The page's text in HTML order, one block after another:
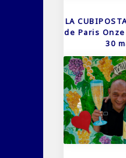
LA
de Paris
30